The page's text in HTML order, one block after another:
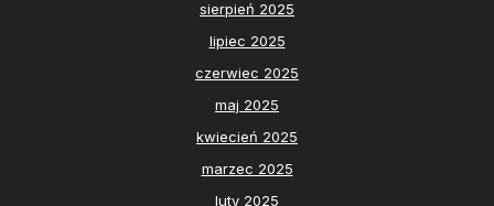
sierpień 2025
lipiec 2025
czerwiec 2025
maj 2025
kwiecień 2025
marzec 2025
luty 2025